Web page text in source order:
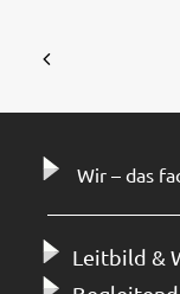
Wir – das
Leitbild &